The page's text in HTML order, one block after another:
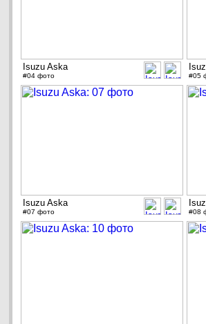
Isuzu Aska
#04 фото #05
Isuzu Aska
#07 фото #08